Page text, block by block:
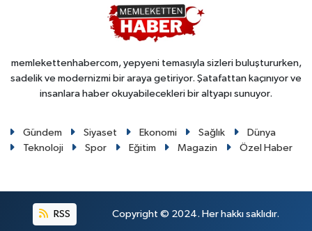
memlekettenhabercom, yepyeni temasıyla sizleri buluştururken,
sadelik ve modernizmi bir araya getiriyor. Şatafattan kaçınıyor ve
insanlara haber okuyabilecekleri bir altyapı sunuyor.
Gündem Siyaset Ekonomi Sağlık
Dünya
Teknoloji
Spor Eğitim Magazin Özel Haber
RSS Copyright © 2024. Her hakkı saklıdır.